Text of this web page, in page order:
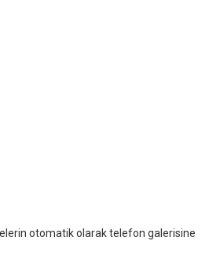
otomatik olarak telefon galerisine